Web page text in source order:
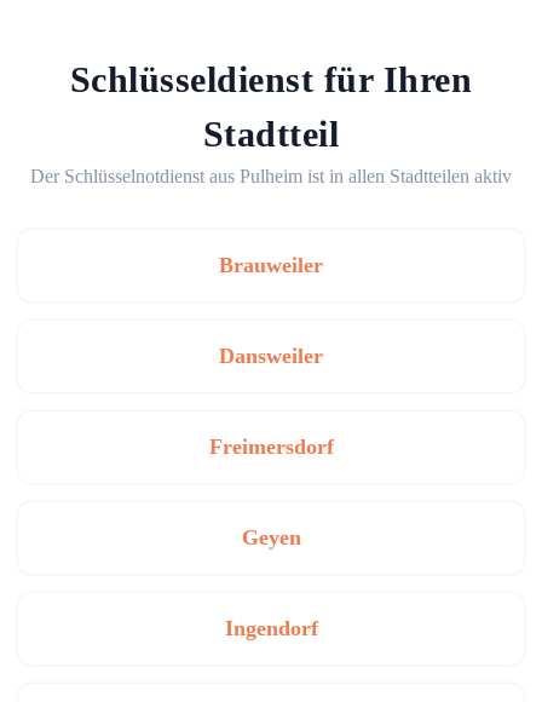
Schlüsseldienst für Ihren
Stadtteil
Der Schlüsselnotdienst aus Pulheim ist in allen Stadtteilen aktiv
Brauweiler
Dansweiler
Freimersdorf
Geyen
Ingendorf